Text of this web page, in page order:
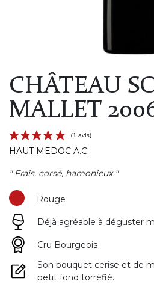
CHÂTEAU
MALLET
(1 avis)
HAUT MEDOC A.C.
" Frais, corsé, hamonieux "
Rouge
Déjà agréable à déguster
Cru Bourgeois
Son bouquet cerise et de
petit fond torréfié.